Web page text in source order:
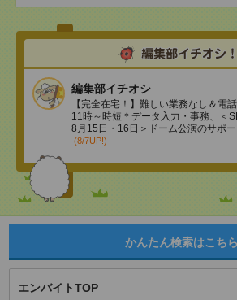
編集部イチオシ
【完全在宅！】難しい業務なし＆電
11時～時短＊データ入力・事務、＜
8月15日・16日＞ドーム公演のサポ
(8/7UP!)
かんたん検索はこちら
エンバイトTOP